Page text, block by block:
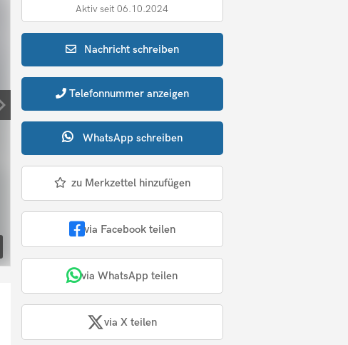
Aktiv seit 06.10.2024
Nachrichtschreiben
Telefonnummer anzeigen
WhatsApp schreiben
zu Merkzettel hinzufügen
via Facebook teilen
via WhatsApp teilen
via X teilen